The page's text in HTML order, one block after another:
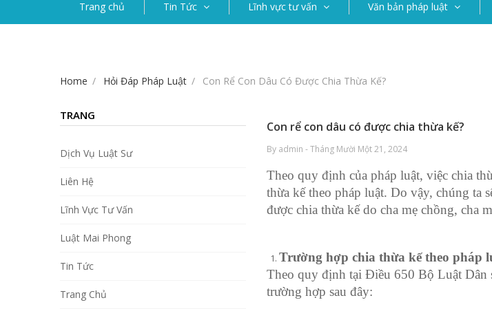
Trang chủ Tin Tức Lĩnh vực tư vấn Văn bản pháp luật
Home Hỏi Đáp Pháp Luật Con Rể Con Dâu Có Được Chia Thừa Kế?
Con rể con dâu có được chia thừa kế?
By admin - Tháng Mười Một 21, 2024
Theo quy định của pháp luật, việc chia
thừa kế theo pháp luật. Do vậy, chúng ta
được chia thừa kế do cha mẹ chồng, cha
Trường hợp chia thừa kế theo pháp
Theo quy định tại Điều 650 Bộ Luật Dân
trường hợp sau đây:
TRANG
Dịch Vụ Luật Sư
Liên Hệ
Lĩnh Vực Tư Vấn
Luật Mai Phong
Tin Tức
Trang Chủ